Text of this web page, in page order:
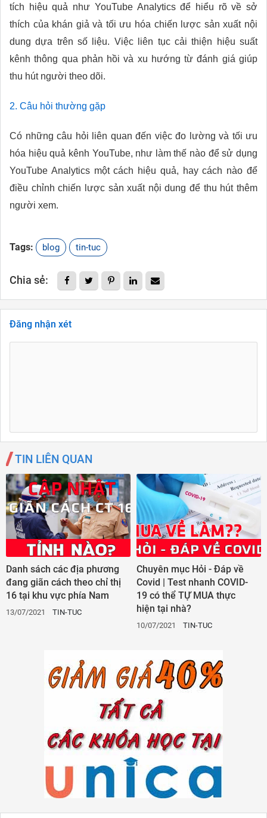
tích hiệu quả như YouTube Analytics để hiểu rõ về sở
thích của khán giả và tối ưu hóa chiến lược sản xuất nội
dung dựa trên số liệu. Việc liên tục cải thiện hiệu suất
kênh thông qua phản hồi và xu hướng từ đánh giá giúp
thu hút người theo dõi.
2. Câu hỏi thường gặp
Có những câu hỏi liên quan đến việc đo lường và tối ưu
hóa hiệu quả kênh YouTube, như làm thế nào để sử dụng
YouTube Analytics một cách hiệu quả, hay cách nào để
điều chỉnh chiến lược sản xuất nội dung để thu hút thêm
người xem.
Tags: blog tin-tuc
Chia sẻ:
Đăng nhận xét
TIN LIÊN QUAN
Danh sách các địa phương
đang giãn cách theo chỉ thị
16 tại khu vực phía Nam
13/07/2021 TIN-TUC
Chuyên mục Hỏi - Đáp về
Covid | Test nhanh COVID-
19 có thể TỰ MUA thực
hiện tại nhà?
10/07/2021 TIN-TUC